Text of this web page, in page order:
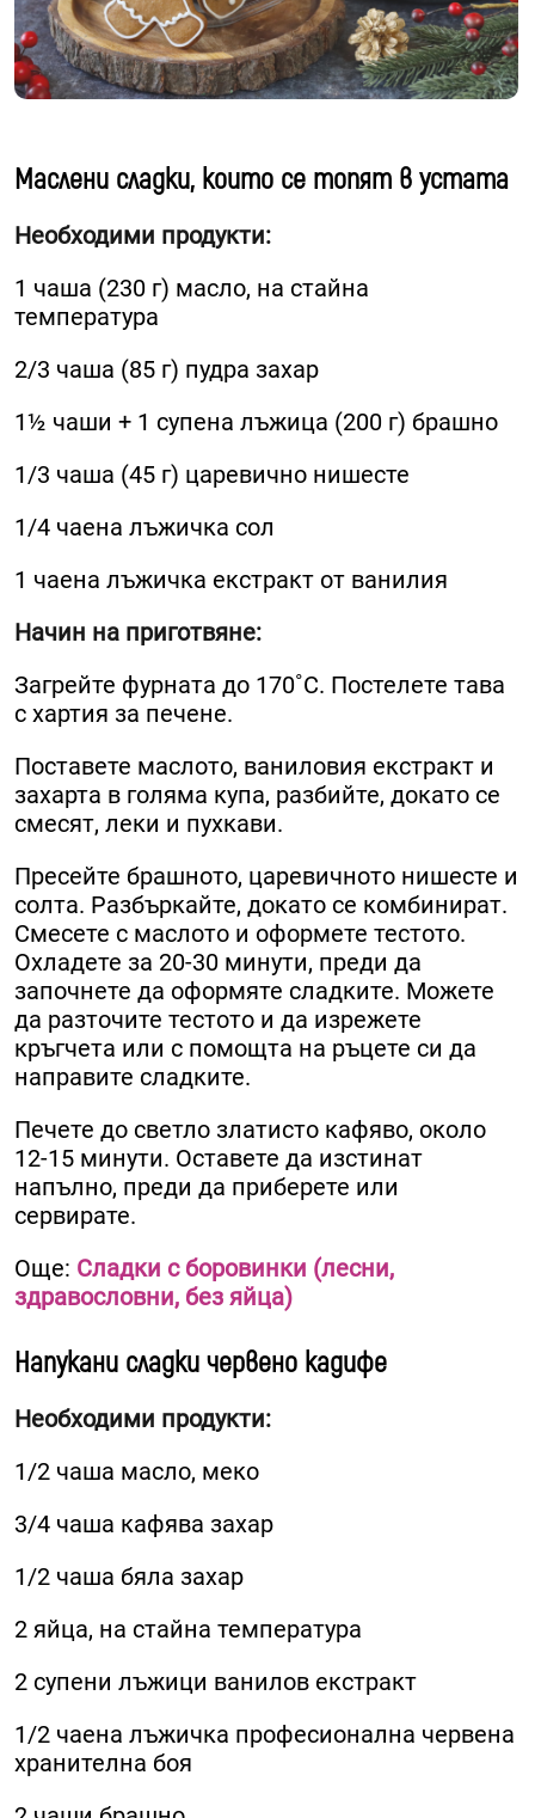
Маслени сладки, които се топят в устата
Необходими продукти:
1 чаша (230 г) масло, на стайна
температура
2/3 чаша (85 г) пудра захар
1½ чаши + 1 супена лъжица (200 г) брашно
1/3 чаша (45 г) царевично нишесте
1/4 чаена лъжичка сол
1 чаена лъжичка екстракт от ванилия
Начин на приготвяне:
Загрейте фурната до 170˚C. Постелете тава
с хартия за печене.
Поставете маслото, ваниловия екстракт и
захарта в голяма купа, разбийте, докато се
смесят, леки и пухкави.
Пресейте брашното, царевичното нишесте и
солта. Разбъркайте, докато се комбинират.
Смесете с маслото и оформете тестото.
Охладете за 20-30 минути, преди да
започнете да оформяте сладките. Можете
да разточите тестото и да изрежете
кръгчета или с помощта на ръцете си да
направите сладките.
Печете до светло златисто кафяво, около
12-15 минути. Оставете да изстинат
напълно, преди да приберете или
сервирате.
Още: Сладки с боровинки (лесни,
здравословни, без яйца)
Напукани сладки червено кадифе
Необходими продукти:
1/2 чаша масло, меко
3/4 чаша кафява захар
1/2 чаша бяла захар
2 яйца, на стайна температура
2 супени лъжици ванилов екстракт
1/2 чаена лъжичка професионална червена
хранителна боя